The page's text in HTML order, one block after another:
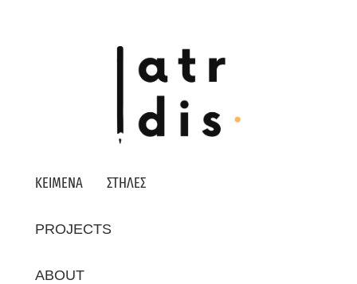
ΚΕΙΜΕΝΑ ΣΤΗΛΕΣ
PROJECTS
ABOUT